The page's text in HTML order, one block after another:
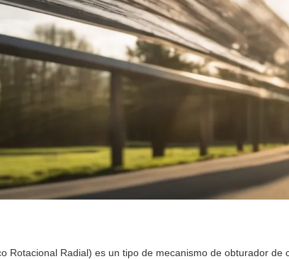
Rotacional Radial) es un tipo de mecanismo de obturador de